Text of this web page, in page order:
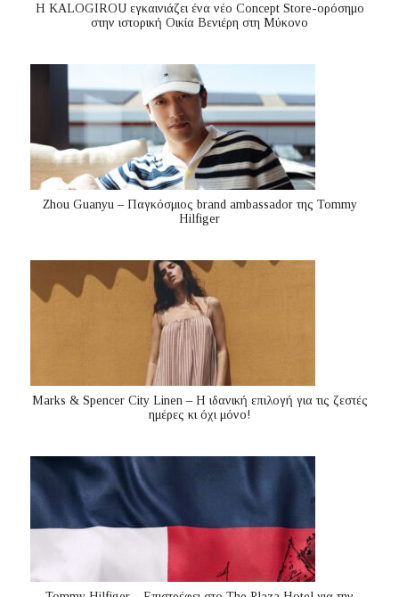
Η KALOGIROU εγκαινιάζει ένα νέο Concept Store-ορόσημο
στην ιστορική Οικία Βενιέρη στη Μύκονο
Zhou Guanyu – Παγκόσμιος brand ambassador της Tommy
Hilfiger
Marks & Spencer City Linen – Η ιδανική επιλογή για τις ζεστές
ημέρες κι όχι μόνο!